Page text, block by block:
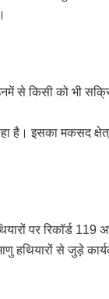
से किसी को भी
है। इसका मकसद
पर रिकॉर्ड
हथियारों से जुड़े